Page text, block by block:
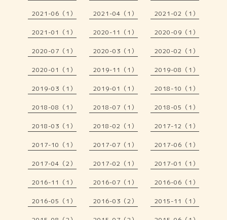
2021-06（1） 2021-04（1） 2021-02（1）
2021-01（1） 2020-11（1） 2020-09（1）
2020-07（1） 2020-03（1） 2020-02（1）
2020-01（1） 2019-11（1） 2019-08（1）
2019-03（1） 2019-01（1） 2018-10（1）
2018-08（1） 2018-07（1） 2018-05（1）
2018-03（1） 2018-02（1） 2017-12（1）
2017-10（1） 2017-07（1） 2017-06（1）
2017-04（2） 2017-02（1） 2017-01（1）
2016-11（1） 2016-07（1） 2016-06（1）
2016-05（1） 2016-03（2） 2015-11（1）